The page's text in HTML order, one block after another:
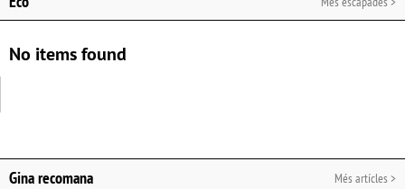
No items found
Gina recomana Més artícles >